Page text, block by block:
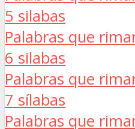
5 silabas
Palabras que
6 silabas
Palabras que
7 sílabas
Palabras que